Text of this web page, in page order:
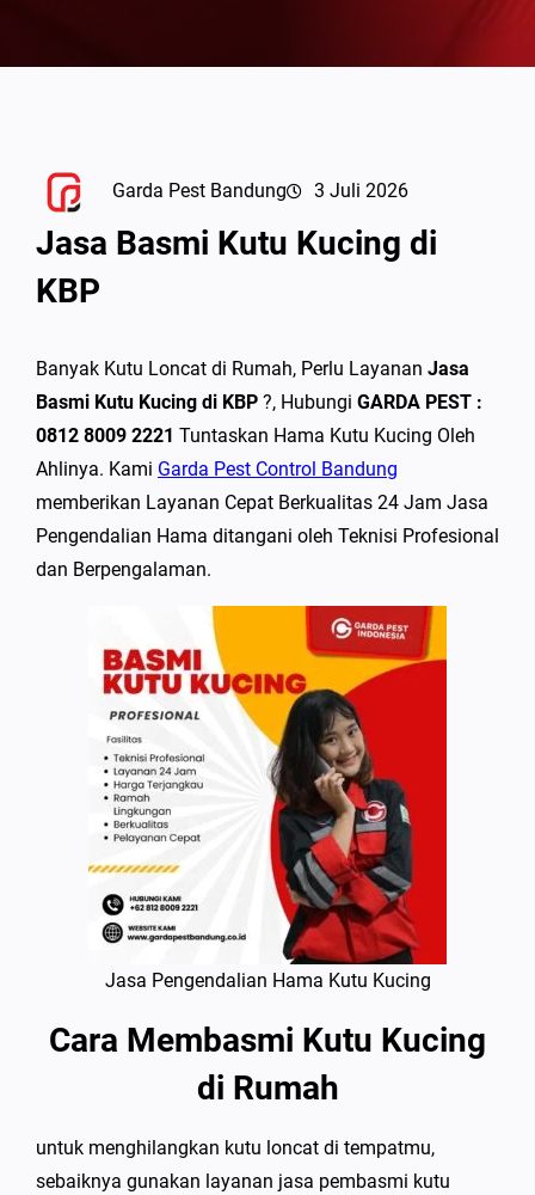
Garda Pest Bandung 3 Juli 2026
Jasa Basmi Kutu Kucing di
KBP
Banyak Kutu Loncat di Rumah, Perlu Layanan Jasa
Basmi Kutu Kucing di KBP ?, Hubungi GARDA PEST :
0812 8009 2221 Tuntaskan Hama Kutu Kucing Oleh
Ahlinya. Kami Garda Pest Control Bandung
memberikan Layanan Cepat Berkualitas 24 Jam Jasa
Pengendalian Hama ditangani oleh Teknisi Profesional
dan Berpengalaman.
Jasa Pengendalian Hama Kutu Kucing
Cara Membasmi Kutu Kucing
di Rumah
untuk menghilangkan kutu loncat di tempatmu,
sebaiknya gunakan layanan jasa pembasmi kutu